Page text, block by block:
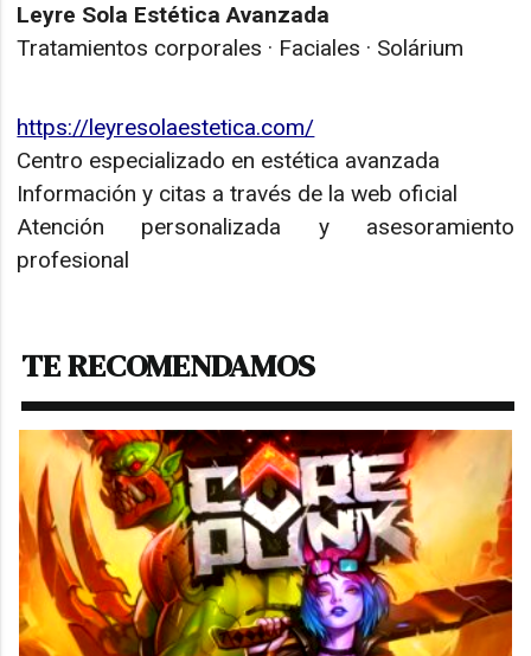
Leyre Sola Estética Avanzada
Tratamientos corporales · Faciales · Solárium
https://leyresolaestetica.com/
Centro especializado en estética avanzada
Información y citas a través de la web oficial
Atención personalizada y asesoramiento
profesional
TE RECOMENDAMOS